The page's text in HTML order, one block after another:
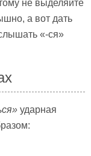
не выделяйте
а вот дать
«-ся»
ударная